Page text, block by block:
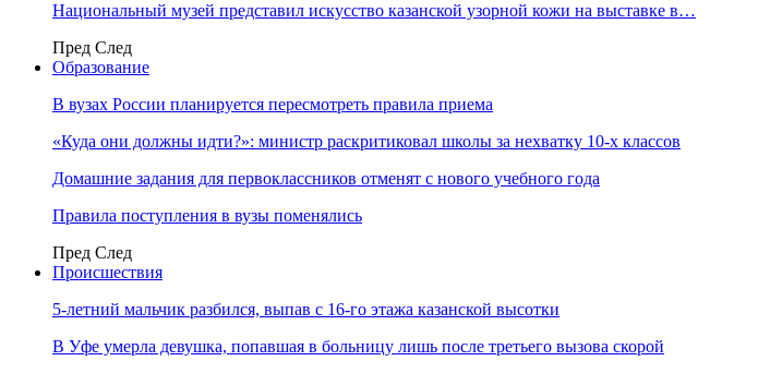
Национальный музей представил искусство казанской узорной кожи на выставке в…
Пред След
Образование
В вузах России планируется пересмотреть правила приема
«Куда они должны идти?»: министр раскритиковал школы за нехватку 10-х классов
Домашние задания для первоклассников отменят с нового учебного года
Правила поступления в вузы поменялись
Пред След
Происшествия
5-летний мальчик разбился, выпав с 16-го этажа казанской высотки
В Уфе умерла девушка, попавшая в больницу лишь после третьего вызова скорой